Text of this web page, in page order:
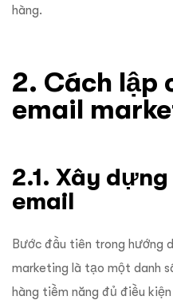
hàng.
2. Cách lập
email
2.1. Xây
email
Bước đầu tiên trong hướng
marketing là tạo một danh
hàng tiềm năng đủ điều